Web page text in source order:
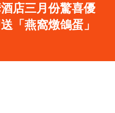
店三月份驚喜優
「燕窩燉鴿蛋」